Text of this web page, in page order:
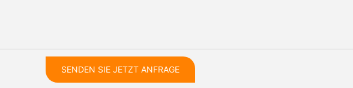
SENDEN SIE JETZT ANFRAGE